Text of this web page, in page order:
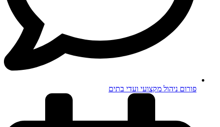
פורום ניהול מקצועי ועדי בתים